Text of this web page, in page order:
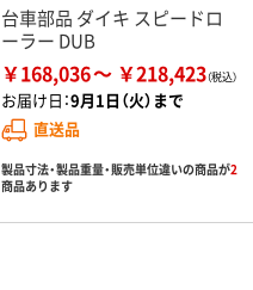
台車部品 ダイキ スピードロ
ーラー DUB
￥168,036 ￥218,423
お届け日：9月1日（火）まで
直送品
製品寸法・製品重量・販売単位違いの商品が2
商品あります